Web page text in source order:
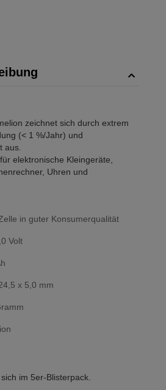
zeichnet sich durch extrem
(< 1 %/Jahr) und
aus.
elektronische Kleingeräte,
Uhren und
in guter Konsumerqualität
Volt
x 5,0 mm
im 5er-Blisterpack.